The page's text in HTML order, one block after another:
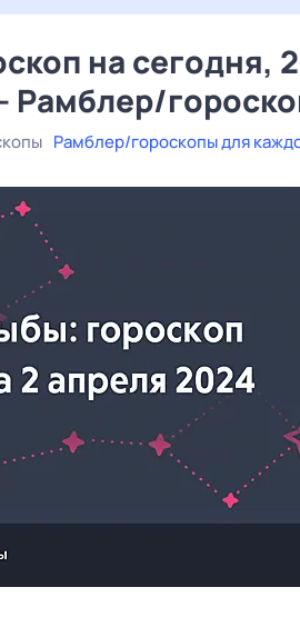
на сегодня,
Рамблер/
Рамблер/гороскопы для